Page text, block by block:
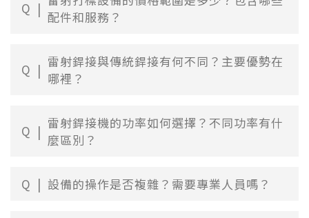
Q
配件和服務？
Q
雷射銲接與傳統銲接有何不同？主要優勢在
哪裡？
Q
雷射銲接機的功率如何選擇？不同功率有什
麼區別？
Q 設備的操作是否複雜？需要專業人員嗎？